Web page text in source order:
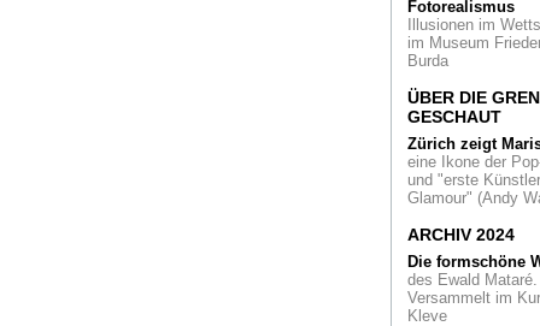
ist nicht von Kasimir
Malewitsch
Von da an
und das
Eine epochale
Retrospektive im
Städtischen
Mönchengladbach
Geschweißt und
englische Bildhauer
Anthony Caro in
Skulpturenhalle
Schütte
Fotorealismus
Illusionen im
im Museum
Burda
ÜBER DIE
GESCHAUT
Zürich zeigt
eine Ikone der
und "erste
Glamour" (Andy
ARCHIV 2024
Die formschöne
des Ewald Mataré.
Versammelt im
Kleve